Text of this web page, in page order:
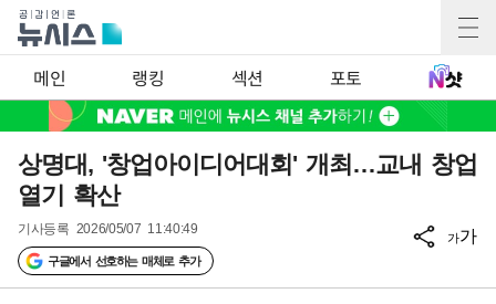
메인 랭킹 섹션 포토
상명대, '창업아이디어대회' 개최…교내 창업
열기 확산
기사등록 2026/05/07 11:40:49
구글에서 선호하는 매체로 추가
가가